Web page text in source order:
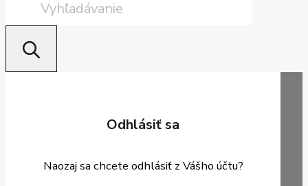
Odhlásiť sa
Naozaj sa chcete odhlásiť z Vášho účtu?